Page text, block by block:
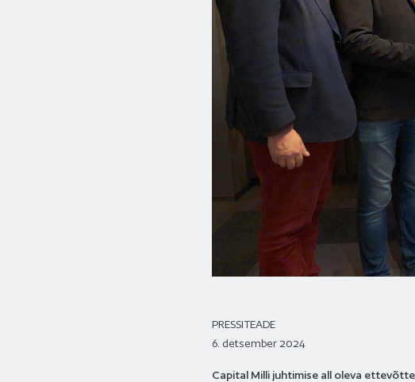
PRESSITEADE
6. detsember 2024
Capital Milli juhtimise all oleva